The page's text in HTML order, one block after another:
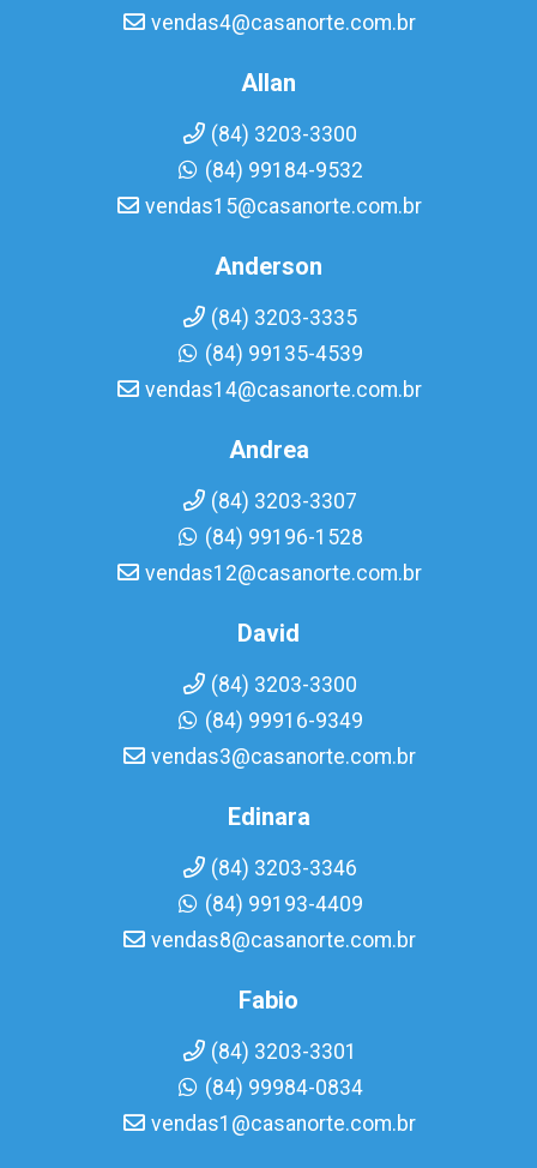
vendas4@casanorte.com.br
Allan
(84) 3203-3300
(84) 99184-9532
vendas15@casanorte.com.br
Anderson
(84) 3203-3335
(84) 99135-4539
vendas14@casanorte.com.br
Andrea
(84) 3203-3307
(84) 99196-1528
vendas12@casanorte.com.br
David
(84) 3203-3300
(84) 99916-9349
vendas3@casanorte.com.br
Edinara
(84) 3203-3346
(84) 99193-4409
vendas8@casanorte.com.br
Fabio
(84) 3203-3301
(84) 99984-0834
vendas1@casanorte.com.br